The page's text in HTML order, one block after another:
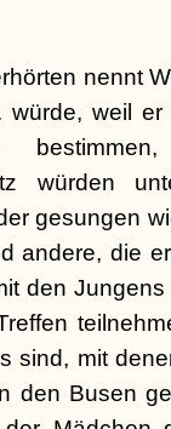
nennt
weil
würden
gesungen
andere, die
den
sind, mit
den Busen